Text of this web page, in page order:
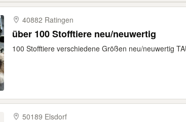
40882 Ratingen
über 100 Stofftiere neu/neuwertig
100 Stofftiere verschiedene Größen neu/neuwertig
50189 Elsdorf